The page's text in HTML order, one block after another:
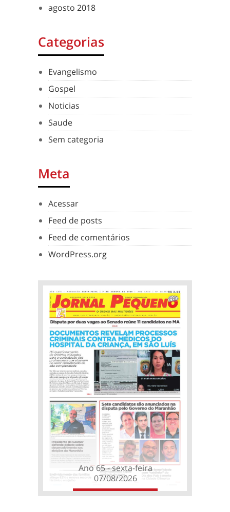
agosto 2018
Categorias
Evangelismo
Gospel
Noticias
Saude
Sem categoria
Meta
Acessar
Feed de posts
Feed de comentários
WordPress.org
Ano 65 - sexta-feira
07/08/2026